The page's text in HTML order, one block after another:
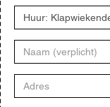
Titel
kunstwerk
Naam
Adres